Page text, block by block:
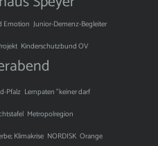
Emotion Junior-Demenz-Begleiter
Kinderschutzbund OV
Pfalz Lernpaten "keiner darf
Metropolregion
Klimakrise NORDISK Orange